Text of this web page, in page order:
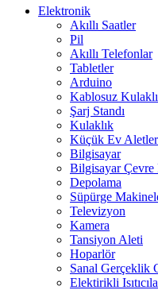
Elektronik
Akıllı Saatler
Pil
Akıllı Telefonlar
Tabletler
Arduino
Kablosuz
Şarj Standı
Kulaklık
Küçük Ev
Bilgisayar
Bilgisayar
Depolama
Süpürge
Televizyon
Kamera
Tansiyon Aleti
Hoparlör
Sanal Gerçeklik
Elektirikli